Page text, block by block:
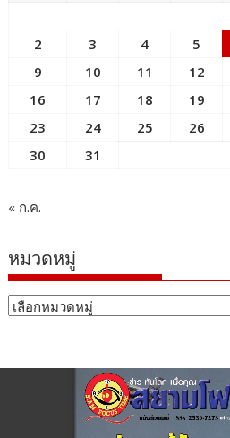
2
3 4 5
9
10 11 12
16
17 18 19
23
24 25 26
30
31
« ก.ค.
หมวดหมู่
หมวด